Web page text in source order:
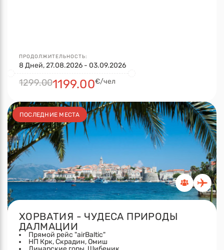
ПРОДОЛЖИТЕЛЬНОСТЬ:
8 Дней, 27.08.2026 - 03.09.2026
1299.001199.00€/чел
ПОСЛЕДНИЕ МЕСТА
ХОРВАТИЯ - ЧУДЕСА ПРИРОДЫ
ДАЛМАЦИИ
Прямой рейс "airBaltic"
НП Крк, Скрадин, Омиш